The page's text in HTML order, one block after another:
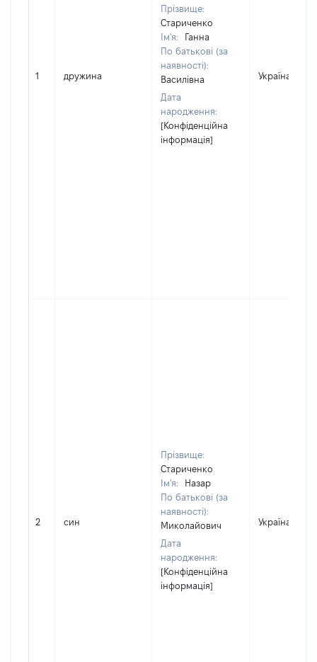
1 дружина
Прізвище:
Стариченко
Ім'я:
Ганна
По батькові (за
наявності):
Василівна
Дата
народження:
[Конфіденційна
інформація]
Україна
2 син
Прізвище:
Стариченко
Ім'я:
Назар
По батькові (за
наявності):
Миколайович
Дата
народження:
[Конфіденційна
інформація]
Україна